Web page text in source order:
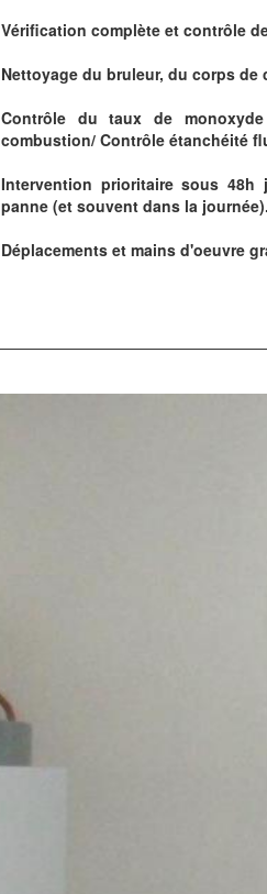
Vérification complète et contrôle
Nettoyage du bruleur, du corps de
Contrôle du taux de
combustion/ Contrôle étanchéité
Intervention prioritaire sous
panne (et souvent dans la journée).
Déplacements et mains d'oeuvre